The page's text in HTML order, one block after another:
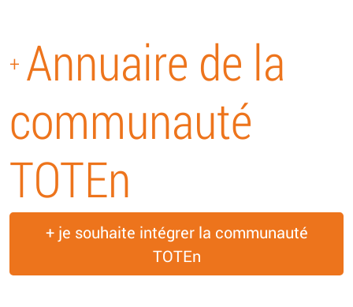
+ Annuaire de la
communauté
TOTEn
+ je souhaite intégrer la communauté
TOTEn